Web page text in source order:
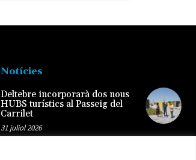
Notícies
Deltebre incorporarà dos nous
HUBS turístics al Passeig del
Carrilet
31 juliol 2026